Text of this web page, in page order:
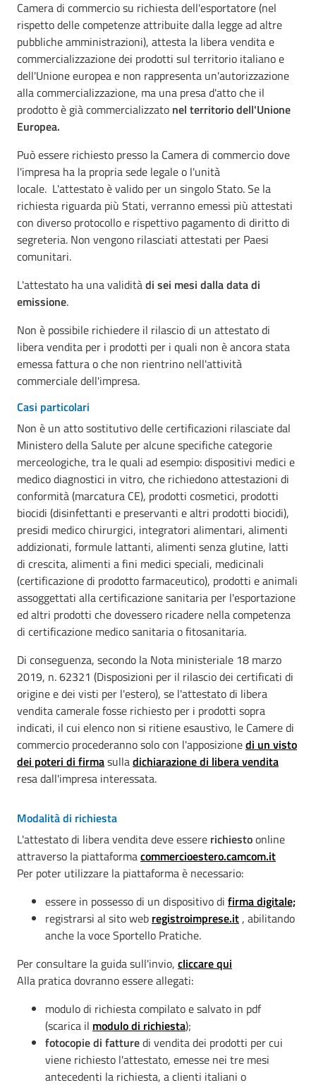
Camera di commercio su richiesta dell'esportatore (nel
rispetto delle competenze attribuite dalla legge ad altre
pubbliche amministrazioni), attesta la libera vendita e
commercializzazione dei prodotti sul territorio italiano e
dell'Unione europea e non rappresenta un'autorizzazione
alla commercializzazione, ma una presa d'atto che il
prodotto è già commercializzato nel territorio dell'Unione
Europea.
Può essere richiesto presso la Camera di commercio dove
l'impresa ha la propria sede legale o l'unità
locale. L'attestato è valido per un singolo Stato. Se la
richiesta riguarda più Stati, verranno emessi più attestati
con diverso protocollo e rispettivo pagamento di diritto di
segreteria. Non vengono rilasciati attestati per Paesi
comunitari.
L'attestato ha una validitàdi sei mesi dalla data di
emissione.
Non è possibile richiedere il rilascio di un attestato di
libera vendita per i prodotti per i quali non è ancora stata
emessa fattura o che non rientrino nell'attività
commerciale dell'impresa.
Casi particolari
Non è un atto sostitutivo delle certificazioni rilasciate dal
Ministero della Salute per alcune specifiche categorie
merceologiche, tra le quali ad esempio: dispositivi medici e
medico diagnostici in vitro, che richiedono attestazioni di
conformità (marcatura CE), prodotti cosmetici, prodotti
biocidi (disinfettanti e preservanti e altri prodotti biocidi),
presidi medico chirurgici, integratori alimentari, alimenti
addizionati, formule lattanti, alimenti senza glutine, latti
di crescita, alimenti a fini medici speciali, medicinali
(certificazione di prodotto farmaceutico), prodotti e animali
assoggettati alla certificazione sanitaria per l'esportazione
ed altri prodotti che dovessero ricadere nella competenza
di certificazione medico sanitaria o fitosanitaria.
Di conseguenza, secondo la Nota ministeriale 18 marzo
2019, n. 62321 (Disposizioni per il rilascio dei certificati di
origine e dei visti per l'estero), se l'attestato di libera
vendita camerale fosse richiesto per i prodotti sopra
indicati, il cui elenco non si ritiene esaustivo, le Camere di
commercio procederanno solo con l'apposizionedi un visto
dei poteri di firmasulladichiarazione di libera vendita
resa dall'impresa interessata.
Modalità di richiesta
L'attestato di libera vendita deve essere richiestoonline
attraverso la piattaformacommercioestero.camcom.it
Per poter utilizzare la piattaforma è necessario:
essere in possesso di un dispositivo di firma digitale;
registrarsi al sito web registroimprese.it, abilitando
anche la voce Sportello Pratiche.
Per consultare la guida sull'invio, cliccare qui
Alla pratica dovranno essere allegati:
modulo di richiesta compilato e salvato in pdf
(scarica il modulo di richiesta);
fotocopie di fatturedi vendita dei prodotti per cui
viene richiesto l'attestato, emesse nei tre mesi
antecedenti la richiesta, a clienti italiani o